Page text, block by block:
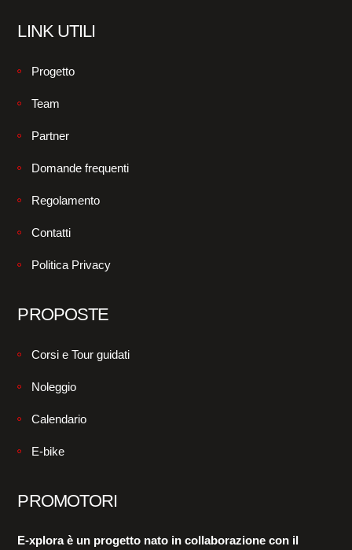
LINK UTILI
Progetto
Team
Partner
Domande frequenti
Regolamento
Contatti
Politica Privacy
PROPOSTE
Corsi e Tour guidati
Noleggio
Calendario
E-bike
PROMOTORI
E-xplora è un progetto nato in collaborazione con il